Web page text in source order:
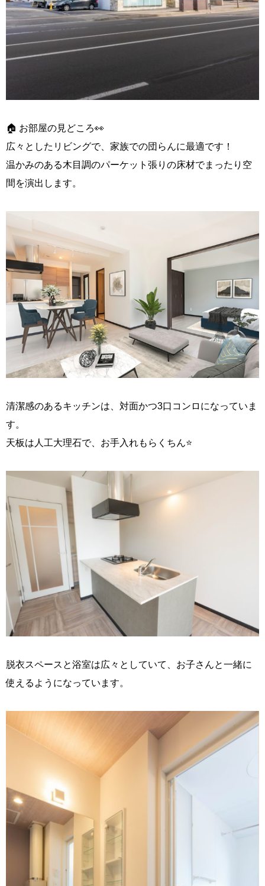
🏠 お部屋の見どころ👀
広々としたリビングで、家族での団らんに最適です！
温かみのある木目調のパーケット張りの床材でまったり空
間を演出します。
清潔感のあるキッチンは、対面かつ3口コンロになっていま
す。
天板は人工大理石で、お手入れもらくちん⭐
脱衣スペースと浴室は広々としていて、お子さんと一緒に
使えるようになっています。